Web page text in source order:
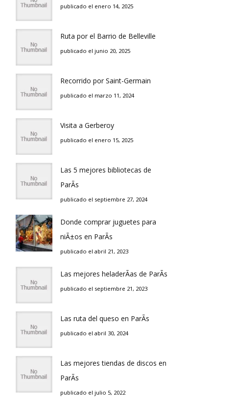
publicado el enero 14, 2025
Ruta por el Barrio de Belleville
publicado el junio 20, 2025
Recorrido por Saint-Germain
publicado el marzo 11, 2024
Visita a Gerberoy
publicado el enero 15, 2025
Las 5 mejores bibliotecas de
ParÃ­s
publicado el septiembre 27, 2024
Donde comprar juguetes para
niÃ±os en ParÃ­s
publicado el abril 21, 2023
Las mejores heladerÃ­as de ParÃ­s
publicado el septiembre 21, 2023
Las ruta del queso en ParÃ­s
publicado el abril 30, 2024
Las mejores tiendas de discos en
ParÃ­s
publicado el julio 5, 2022